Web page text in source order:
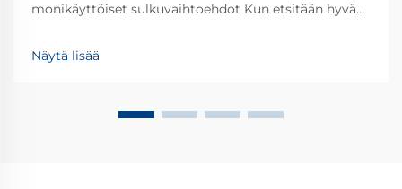
monikäyttöiset sulkuvaihtoehdot Kun etsitään hyvää
yhteydessä, palloventtiilit ovat usein melko
luotettavia. Perussuunnittelu on todella yksinkertaista
Näytä lisää